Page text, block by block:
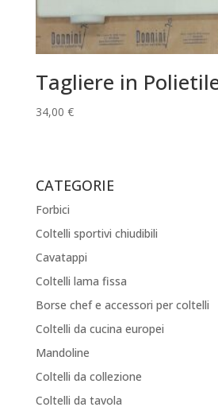
Tagliere in
34,00 €
CATEGORIE
Forbici
Coltelli sportivi chiudibili
Cavatappi
Coltelli lama fissa
Borse chef e accessori per coltelli
Coltelli da cucina europei
Mandoline
Coltelli da collezione
Coltelli da tavola